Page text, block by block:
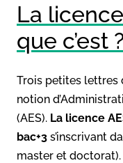
La
que c’est
Trois petites lettres
notion
(AES). La licence
bac+3 s’inscrivant
master et